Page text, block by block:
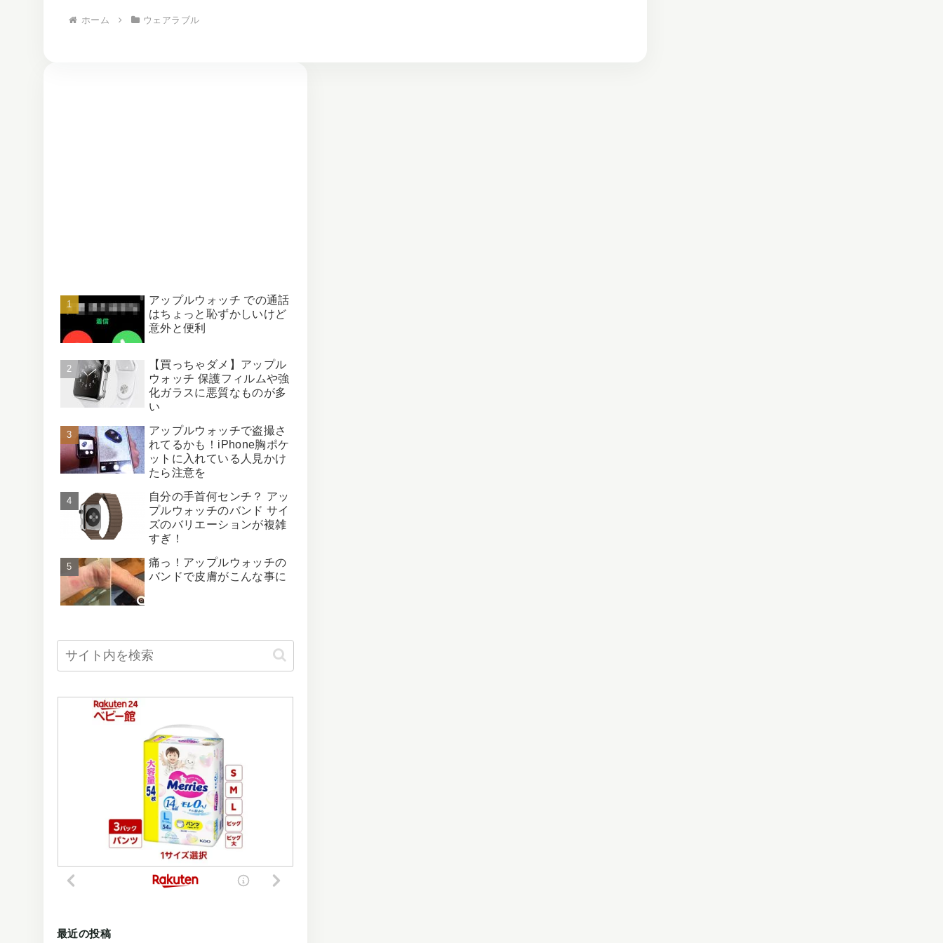
ホーム ウェアラブル
アップルウォッチ での通話
はちょっと恥ずかしいけど
意外と便利
【買っちゃダメ】アップル
ウォッチ 保護フィルムや強
化ガラスに悪質なものが多
い
アップルウォッチで盗撮さ
れてるかも！iPhone胸ポケ
ットに入れている人見かけ
たら注意を
自分の手首何センチ？ アッ
プルウォッチのバンド サイ
ズのバリエーションが複雑
すぎ！
痛っ！アップルウォッチの
バンドで皮膚がこんな事に
最近の投稿